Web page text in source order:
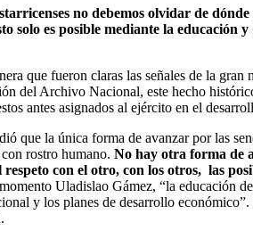
no debemos olvidar de
es posible mediante la educación
que fueron claras las señales de la gran
del Archivo Nacional, este hecho
antes asignados al ejército en el
que la única forma de avanzar por las
rostro humano. No hay otra forma de
con el otro, con los otros, las
Uladislao Gámez, “la educación
y los planes de desarrollo